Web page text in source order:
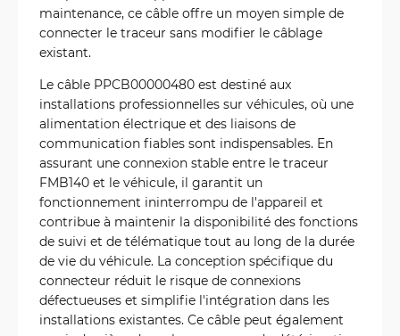
maintenance, ce câble offre un moyen simple de
connecter le traceur sans modifier le câblage
existant.
Le câble PPCB00000480 est destiné aux
installations professionnelles sur véhicules, où une
alimentation électrique et des liaisons de
communication fiables sont indispensables. En
assurant une connexion stable entre le traceur
FMB140 et le véhicule, il garantit un
fonctionnement ininterrompu de l'appareil et
contribue à maintenir la disponibilité des fonctions
de suivi et de télématique tout au long de la durée
de vie du véhicule. La conception spécifique du
connecteur réduit le risque de connexions
défectueuses et simplifie l'intégration dans les
installations existantes. Ce câble peut également